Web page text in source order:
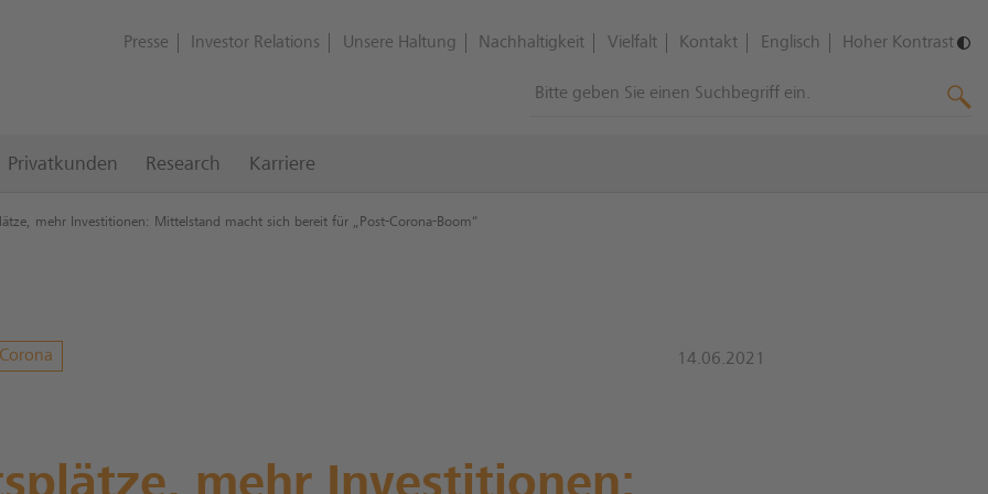
Presse Investor Relations Unsere Haltung Nachhaltigkeit Vielfalt Kontakt Englisch Hoher Kontrast
Privatkunden Research Karriere
mehr Investitionen: Mittelstand macht sich bereit für „Post-Corona-Boom“
Corona 14.06.2021